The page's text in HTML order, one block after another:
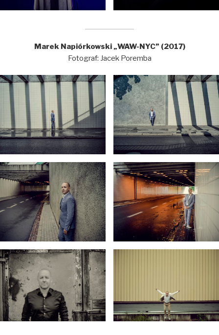
Marek Napiórkowski „WAW-NYC” (2017)
Fotograf: Jacek Poremba